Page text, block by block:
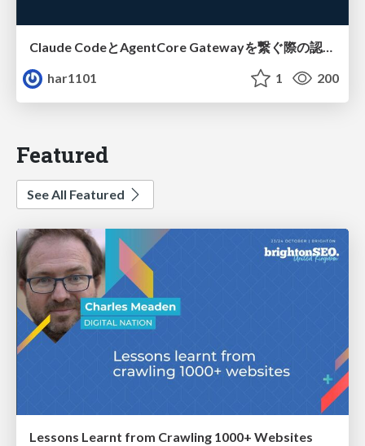
Claude CodeとAgentCore Gatewayを繋ぐ際の認証認可 / Authentication and authorization when connecting Claude Code with AgentCore Gateway
har1101
1 200
Featured
See All Featured
Lessons Learnt from Crawling 1000+ Websites